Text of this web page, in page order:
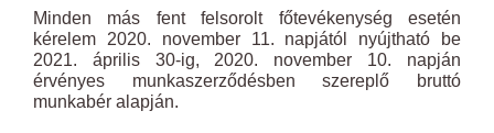
Minden más fent felsorolt főtevékenység esetén
kérelem 2020. november 11. napjától nyújtható be
2021. április 30-ig, 2020. november 10. napján
érvényes munkaszerződésben szereplő bruttó
munkabér alapján.